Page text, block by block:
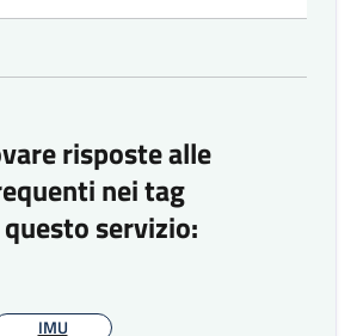
risposte alle
nei tag
servizio:
IMU